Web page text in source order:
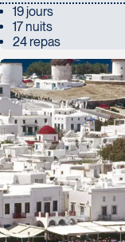
19 jours
17 nuits
24 repas